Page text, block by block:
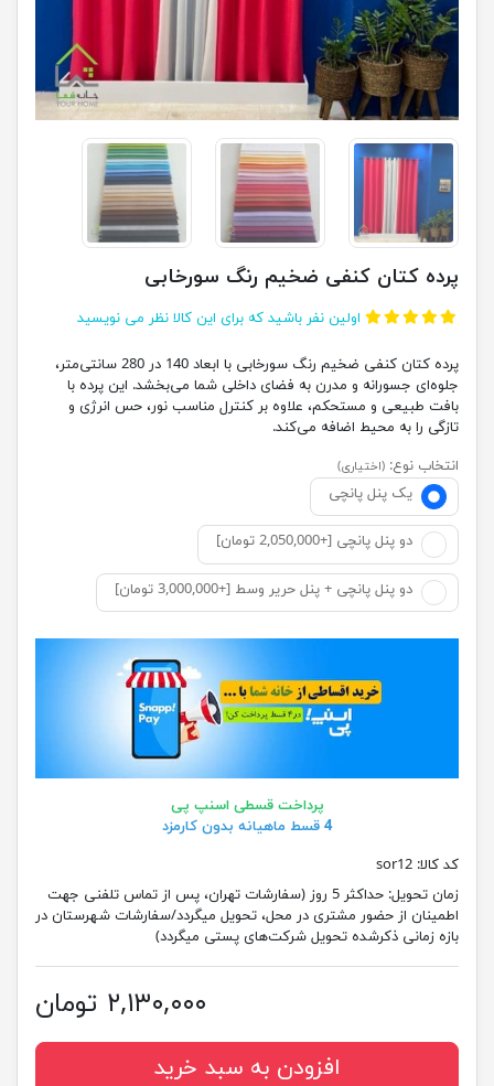
پرده کتان کنفی ضخیم رنگ سورخابی
اولین نفر باشید که برای این کالا نظر می نویسید
پرده کتان کنفی ضخیم رنگ سورخابی با ابعاد 140 در 280 سانتی‌متر،
جلوه‌ای جسورانه و مدرن به فضای داخلی شما می‌بخشد. این پرده با
بافت طبیعی و مستحکم، علاوه بر کنترل مناسب نور، حس انرژی و
تازگی را به محیط اضافه می‌کند.
انتخاب نوع: (اختیاری)
یک پنل پانچی
دو پنل پانچی [+2,050,000 تومان]
دو پنل پانچی + پنل حریر وسط [+3,000,000 تومان]
پرداخت قسطی اسنپ پی
4 قسط ماهیانه بدون کارمزد
کد کالا: sor12
زمان تحویل:
حداکثر 5 روز (سفارشات تهران، پس از تماس تلفنی جهت
اطمینان از حضور مشتری در محل، تحویل میگردد/سفارشات شهرستان در
بازه زمانی ذکرشده تحویل شرکت‌های پستی میگردد)
۲,۱۳۰,۰۰۰ تومان
افزودن به سبد خرید